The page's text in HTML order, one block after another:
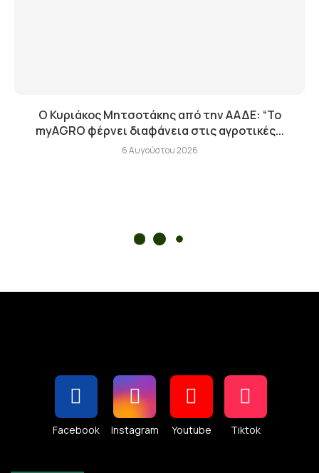
Ο Κυριάκος Μητσοτάκης από την ΑΑΔΕ: “Το
myAGRO φέρνει διαφάνεια στις αγροτικές...
6 Αυγούστου 2026
Facebook Instagram Youtube Tiktok